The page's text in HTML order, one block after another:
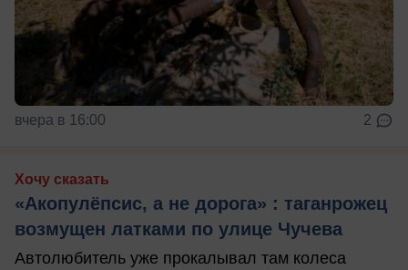
вчера в 16:00 2
Хочу сказать
«Акопулёпсис, а не дорога» : таганрожец
возмущен латками по улице Чучева
Автолюбитель уже прокалывал там колеса